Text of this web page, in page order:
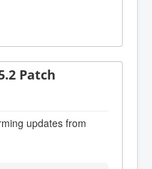
Patch
updates from